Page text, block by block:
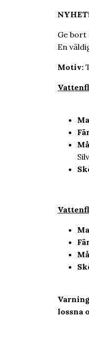
Ge bort
En
Motiv:
Vatt
lossna